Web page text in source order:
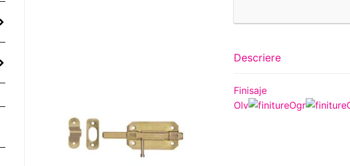
Descriere
Finisaje
Olv
Ogr